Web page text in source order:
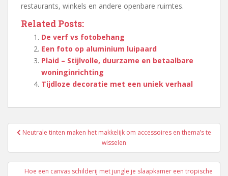
restaurants, winkels en andere openbare ruimtes.
Related Posts:
De verf vs fotobehang
Een foto op aluminium luipaard
Plaid – Stijlvolle, duurzame en betaalbare
woninginrichting
Tijdloze decoratie met een uniek verhaal
Berichtnavigatie
Neutrale tinten maken het makkelijk om accessoires en thema’s te
wisselen
Hoe een canvas schilderij met jungle je slaapkamer een tropische